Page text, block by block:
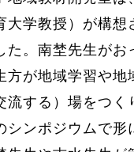
大学教授）が構想
た。南埜先生がお
方が地域学習や地
流する）場をつく
シンポジウムで形